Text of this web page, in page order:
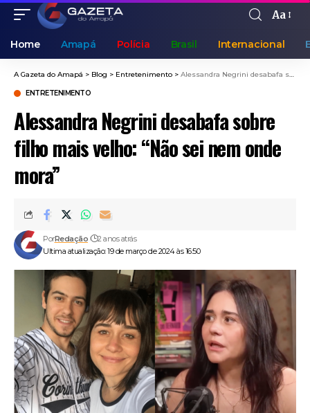
Aa
Home Amapá Polícia Brasil Internacional
A Gazeta do Amapá > Blog > Entretenimento > Alessandra Negrini desabafa sobre filho mais velho: “Não sei nem onde mora”
ENTRETENIMENTO
Alessandra Negrini desabafa sobre
filho mais velho: “Não sei nem onde
mora”
Ultima atualização: 19 de março de 2024 às 16:50
PorRedação 2 anos atrás